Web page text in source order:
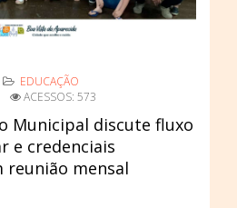
EDUCAÇÃO
ACESSOS: 573
Municipal discute fluxo
e credenciais
reunião mensal